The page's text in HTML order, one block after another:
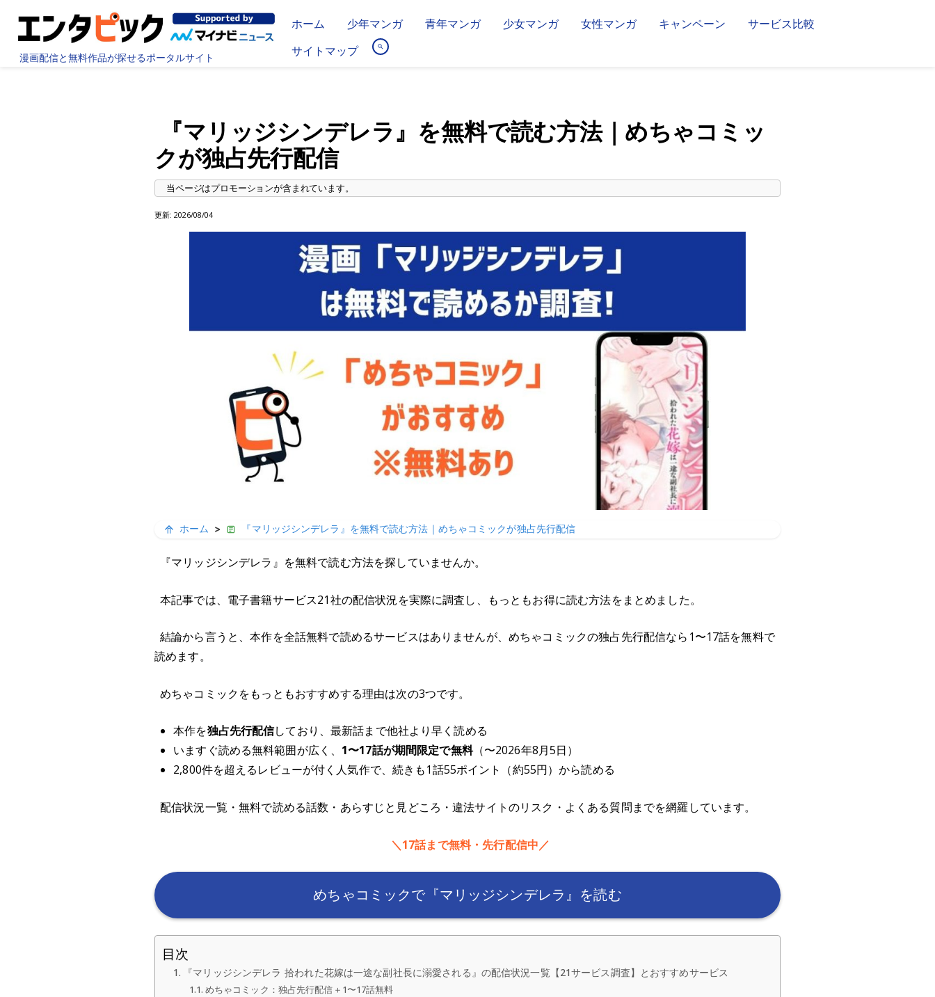
漫画配信と無料作品が探せるポータルサイト
ホーム 少年マンガ 青年マンガ 少女マンガ 女性マンガ キャンペーン
サービス比較
サイトマップ
『マリッジシンデレラ』を無料で読む方法｜めちゃコミッ
クが独占先行配信
更新: 2026/08/04
ホーム > 『マリッジシンデレラ』を無料で読む方法｜めちゃコミックが独占先行配信
『マリッジシンデレラ』を無料で読む方法を探していませんか。
本記事では、電子書籍サービス21社の配信状況を実際に調査し、もっともお得に読む方法をまとめました。
結論から言うと、本作を全話無料で読めるサービスはありませんが、めちゃコミックの独占先行配信なら1〜17話を無料で
読めます。
めちゃコミックをもっともおすすめする理由は次の3つです。
本作を独占先行配信しており、最新話まで他社より早く読める
いますぐ読める無料範囲が広く、 1〜17話が期間限定で無料（〜2026年8月5日）
2,800件を超えるレビューが付く人気作で、続きも1話55ポイント（約55円）から読める
配信状況一覧・無料で読める話数・あらすじと見どころ・違法サイトのリスク・よくある質問までを網羅しています。
＼17話まで無料・先行配信中／
めちゃコミックで『マリッジシンデレラ』を読む
目次
『マリッジシンデレラ 拾われた花嫁は一途な副社長に溺愛される』の配信状況一覧【21サービス調査】とおすすめサービス
めちゃコミック：独占先行配信＋1〜17話無料